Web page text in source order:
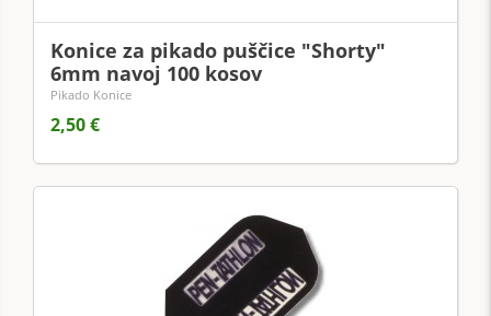
Konice za pikado puščice "Shorty"
6mm navoj 100 kosov
Pikado Konice
2,50 €